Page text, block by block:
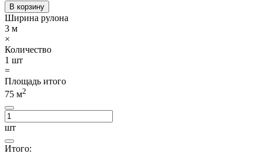
В корзину
Ширина рулона
3 м
×
Количество
1 шт
=
Площадь итого
75 м2
шт
Итого: